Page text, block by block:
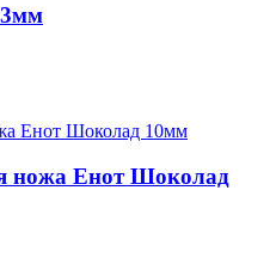
ножа Енот Шоколад